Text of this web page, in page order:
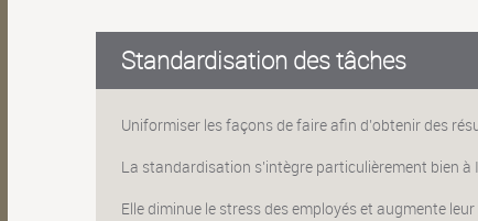
Standardisation des tâches
Uniformiser les façons de faire afin d’obtenir des
La standardisation s'intègre particulière­ment bien
Elle diminue le stress des employés et augmente